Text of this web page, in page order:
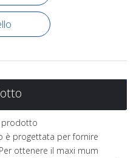
prodotto
è progettata per fornire
ottenere il maxi mum